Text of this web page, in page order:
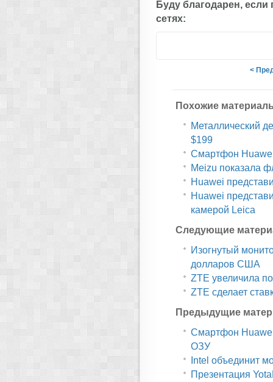
Буду благодарен, если
сетях:
<
Похожие
Металлический
$199
Смартфон
Meizu показала
Huawei
Huawei
камерой Leica
Следующие
Изогнутый
долларов США
ZTE увеличила
ZTE сделает
Предыдущие
Смартфон
ОЗУ
Intel объединит
Презентация